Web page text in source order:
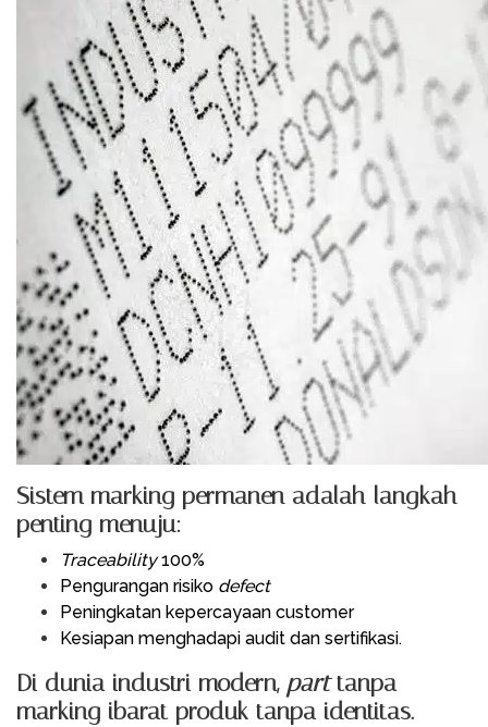
Sistem marking permanen adalah langkah
penting menuju:
Traceability100%
Pengurangan risiko defect
Peningkatan kepercayaan customer
Kesiapan menghadapi audit dan sertifikasi.
Di dunia industri modern, parttanpa
marking ibarat produk tanpa identitas.